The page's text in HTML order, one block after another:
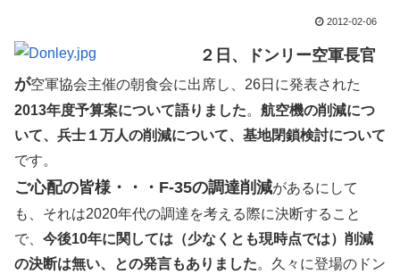
2012-02-06
２日、ドンリー空軍長官
が空軍協会主催の朝食会に出席し、26日に発表された
2013年度予算案について語りました。 航空機の削減につ
いて、兵士１万人の削減について、基地閉鎖検討について
です。
ご心配の皆様・・・F-35の調達削減があるにして
も、それは2020年代の調達を考える際に決断すること
で、 今後10年に関しては（少なくとも現時点では）削減
の決断は無い、との発言もありました。久々に登場のドン